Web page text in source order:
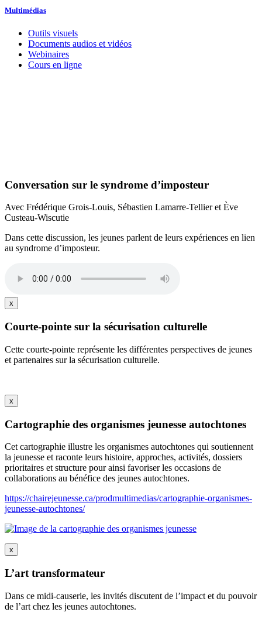
Multimédias
Outils visuels
Documents audios et vidéos
Webinaires
Cours en ligne
Conversation sur le syndrome d’imposteur
Avec Frédérique Grois-Louis, Sébastien Lamarre-Tellier et Ève
Custeau-Wiscutie
Dans cette discussion, les jeunes parlent de leurs expériences en lien
au syndrome d’imposteur.
x
Courte-pointe sur la sécurisation culturelle
Cette courte-pointe représente les différentes perspectives de jeunes
et partenaires sur la sécurisation culturelle.
x
Cartographie des organismes jeunesse autochtones
Cet cartographie illustre les organismes autochtones qui soutiennent
la jeunesse et raconte leurs histoire, approches, activités, dossiers
prioritaires et structure pour ainsi favoriser les occasions de
collaborations au bénéfice des jeunes autochtones.
https://chairejeunesse.ca/prodmultimedias/cartographie-organismes-
jeunesse-autochtones/
x
L’art transformateur
Dans ce midi-causerie, les invités discutent de l’impact et du pouvoir
de l’art chez les jeunes autochtones.